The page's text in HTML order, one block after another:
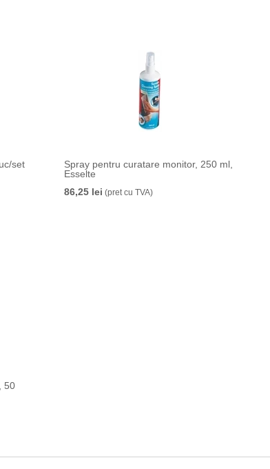
set
Spray pentru curatare monitor, 250 ml,
Esselte
86,25 lei (pret cu TVA)
50